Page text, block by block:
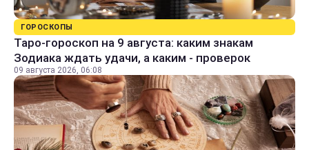
ГОРОСКОПЫ
Таро-гороскоп на 9 августа: каким знакам
Зодиака ждать удачи, а каким - проверок
09 августа 2026, 06:08